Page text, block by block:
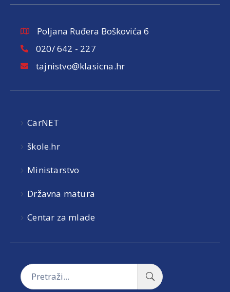
Poljana Ruđera Boškovića 6
020/ 642 - 227
tajnistvo@klasicna.hr
CarNET
škole.hr
Ministarstvo
Državna matura
Centar za mlade